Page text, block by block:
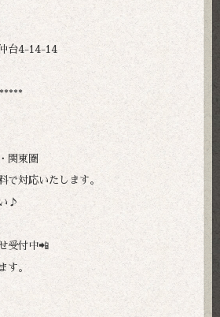
台4-14-14
関東圏
で対応いたします。
♪
受付中📲
す。